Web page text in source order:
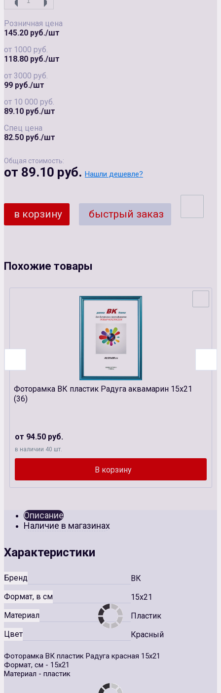
Розничная цена
145.20 руб./шт
от 1000 руб.
118.80 руб./шт
от 3000 руб.
99 руб./шт
от 10 000 руб.
89.10 руб./шт
Спец цена
82.50 руб./шт
Общая стоимость:
от 89.10 руб. Нашли дешевле?
в корзину быстрый заказ
Похожие товары
Фоторамка ВК пластик Радуга аквамарин 15х21
(36)
от 94.50 руб.
в наличии 40 шт.
Описание
Наличие в магазинах
Характеристики
Бренд
ВК
Формат, в см
15x21
Материал
Пластик
Цвет
Красный
Фоторамка ВК пластик Радуга красная 15х21
Формат, см - 15х21
Материал - пластик